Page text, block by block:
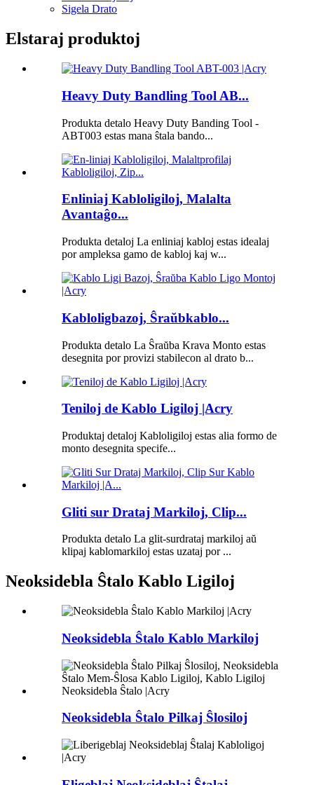
Sigela Drato
Elstaraj produktoj
Heavy Duty Bandling Tool AB...
Produkta detalo Heavy Duty Banding Tool -
ABT003 estas mana ŝtala bando...
Enliniaj Kabloligiloj, Malalta
Avantaĝo...
Produkta detaloj La enliniaj kabloj estas idealaj
por ampleksa gamo de kabloj kaj w...
Kabloligbazoj, Ŝraŭbkablo...
Produkta detalo La Ŝraŭba Krava Monto estas
desegnita por provizi stabilecon al drato b...
Teniloj de Kablo Ligiloj |Acry
Produktaj detaloj Kabloligiloj estas alia formo de
monto desegnita specife...
Gliti sur Drataj Markiloj, Clip...
Produkta detalo La glit-surdrataj markiloj aŭ
klipaj kablomarkiloj estas uzataj por ...
Neoksidebla Ŝtalo Kablo Ligiloj
Neoksidebla Ŝtalo Kablo Markiloj
Neoksidebla Ŝtalo Pilkaj Ŝlosiloj